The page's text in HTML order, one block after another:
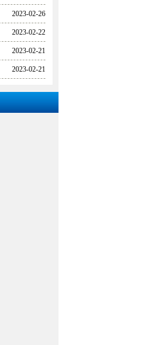
2023-02-26
2023-02-22
2023-02-21
2023-02-21